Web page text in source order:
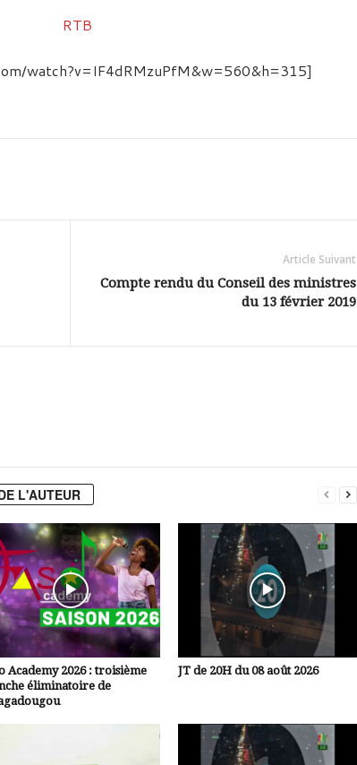
watch?v=IF4dRMzuPfM&w=560&h=315]
Article Suivant
Compte rendu du Conseil des ministres
du 13 février 2019
L'AUTEUR
Academy 2026 : troisième
éliminatoire de
JT de 20H du 08 août 2026